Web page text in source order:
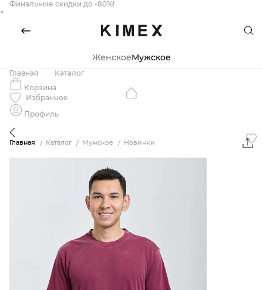
Финальные скидки до -80%!
×
ЖенскоеМужское
Главная
Каталог
Корзина
Избранное
Профиль
Главная Каталог Мужское Новинки